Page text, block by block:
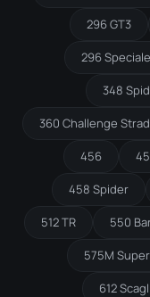
296 GT3
296
348
360 Challenge
456
458 Spider
512 TR 550
575M
612